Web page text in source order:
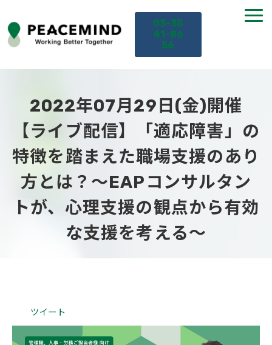
03-35
41-86
56
サービス
課題から探す
セミナー
2022年07月29日(金)開催
【ライブ配信】「適応障害」の
特徴を踏まえた職場支援のあり
方とは？～EAPコンサルタン
トが、心理支援の観点から有効
な支援を考える～
ツイート